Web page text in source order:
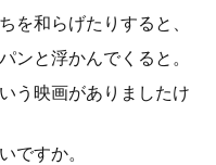
を和らげたりすると、
ンと浮かんでくると。
う映画がありましたけ
ですか。